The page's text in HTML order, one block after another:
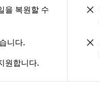
을 복원할 수
니다.
원합니다.